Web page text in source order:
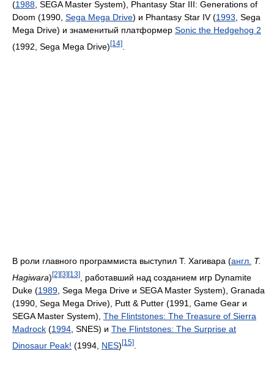
(1988 , SEGA Master System), Phantasy Star III: Generations of
Doom (1990, Sega Mega Drive) и Phantasy Star IV (1993 , Sega
Mega Drive) и знаменитый платформер Sonic the Hedgehog 2
(1992, Sega Mega Drive)[14]
В роли главного программиста выступил Т. Хагивара (англ. T.
Hagiwara) [2] [3] [13]
, работавший над созданием игр Dynamite
Duke (1989 , Sega Mega Drive и SEGA Master System), Granada
(1990, Sega Mega Drive), Putt & Putter (1991, Game Gear и
SEGA Master System), The Flintstones: The Treasure of Sierra
Madrock (1994 , SNES) и The Flintstones: The Surprise at
Dinosaur Peak! (1994, NES)[15]